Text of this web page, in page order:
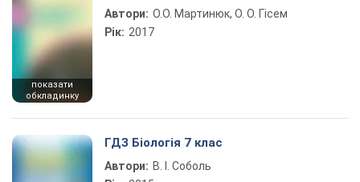
показати
обкладинку
Автори: О.О. Мартинюк, О. О. Гісем
Рік: 2017
ГДЗ Біологія 7 клас
Автори: В. І. Соболь